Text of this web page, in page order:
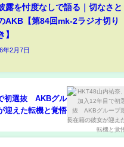
露を忖度なしで語る｜切なさと
AKB【第84回mk-2ラジオ切り
】
年2月7日
初選抜 AKBグル
迎えた転機と覚悟